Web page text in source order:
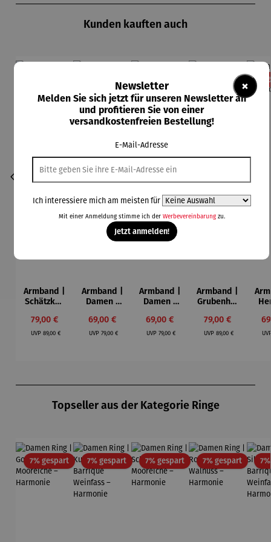
Kunden kauften auch
Armband |
Schätzken
Welterbe
Zollverein
Verkaufspreis:
79,00 €
UVPRegulärer Preis:
89,00 €
Armband |
Damen |
Premium
Barrique
Verkaufspreis:
69,00 €
UVPRegulärer Preis:
79,00 €
Armband |
Damen |
Rumfass
Königsbla
Verkaufspreis:
69,00 €
UVPRegulärer Preis:
79,00 €
11% gespart Rabatt
Armband |
Grubenhol
Welterbe
Zollverein
Verkaufspreis:
79,00 €
UVPRegulärer Preis:
89,00 €
Topseller aus der Kategorie Ringe
7% gespartRabatt7% gespartRabatt7% gespartRabatt7% gespartRabatt
×
Newsletter
Melden Sie sich jetzt für unseren Newsletter an
und profitieren Sie von einer
versandkostenfreien Bestellung!
E-Mail-Adresse
Ich interessiere mich am meisten für
Mit einer Anmeldung stimme ich der Werbevereinbarungzu.
Jetzt anmelden!